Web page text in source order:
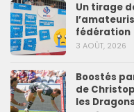
Un tirage
fédération
3 AOÛT, 2026
Boostés
de
les